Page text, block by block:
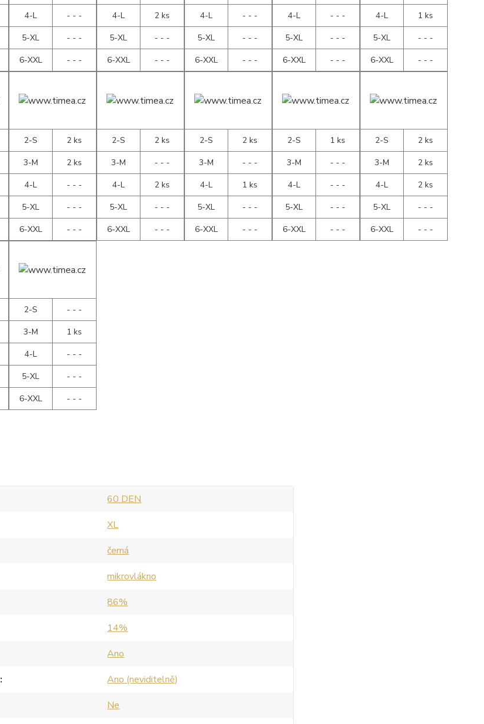
4-L
- - -
5-XL
- - -
6-XXL
- - -
4-L
2 ks
5-XL
- - -
6-XXL
- - -
4-L
- - -
5-XL
- - -
6-XXL
- - -
4-L
- - -
5-XL
- - -
6-XXL
- - -
4-L
1 ks
5-XL
- - -
6-XXL
- - -
2-S
2 ks
3-M
2 ks
4-L
- - -
5-XL
- - -
6-XXL
- - -
2-S
2 ks
3-M
- - -
4-L
2 ks
5-XL
- - -
6-XXL
- - -
2-S
2 ks
3-M
- - -
4-L
1 ks
5-XL
- - -
6-XXL
- - -
2-S
1 ks
3-M
- - -
4-L
- - -
5-XL
- - -
6-XXL
- - -
2-S
2 ks
3-M
2 ks
4-L
2 ks
5-XL
- - -
6-XXL
- - -
2-S
- - -
3-M
1 ks
4-L
- - -
5-XL
- - -
6-XXL
- - -
60 DEN
XL
černá
mikrovlákno
86%
14%
Ano
Ano (neviditelně)
Ne